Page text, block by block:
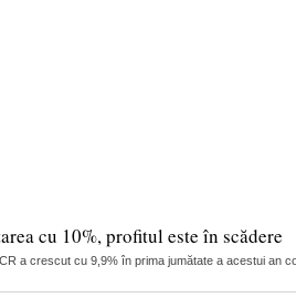
cu 10%, profitul este în scădere
a crescut cu 9,9% în prima jumătate a acestui an